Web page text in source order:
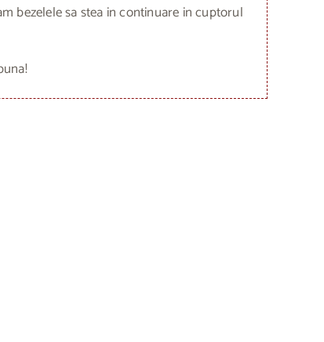
bezelele sa stea in continuare in cuptorul